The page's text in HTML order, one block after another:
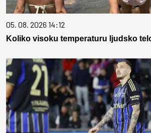
05. 08. 2026 14:12
Koliko visoku temperaturu ljudsko